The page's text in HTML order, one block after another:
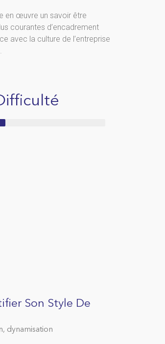
en œuvre un savoir être
courantes d’encadrement
avec la culture de l’entreprise
Son Style De
dynamisation